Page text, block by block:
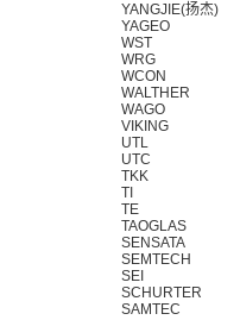
YANGJIE(扬杰)
YAGEO
WST
WRG
WCON
WALTHER
WAGO
VIKING
UTL
UTC
TKK
TI
TE
TAOGLAS
SENSATA
SEMTECH
SEI
SCHURTER
SAMTEC